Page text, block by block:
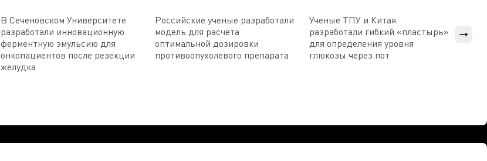
В Сеченовском Университете
разработали инновационную
ферментную эмульсию для
онкопациентов после резекции
желудка
Российские ученые разработали
модель для расчета
оптимальной дозировки
противоопухолевого препарата
Ученые ТПУ и Китая
разработали гибкий «пластырь»
для определения уровня
глюкозы через пот